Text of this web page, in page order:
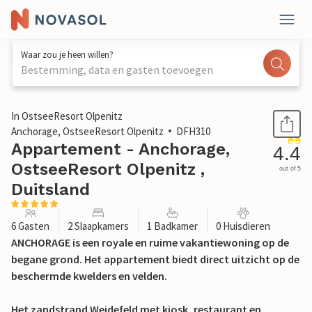
Waar zou je heen willen?
Bestemming, data en gasten toevoegen
1 / 25
In OstseeResort Olpenitz
Anchorage, OstseeResort Olpenitz
DFH310
Appartement - Anchorage,
OstseeResort Olpenitz ,
Duitsland
4.4
out of 5
6 Gasten 2 Slaapkamers 1 Badkamer 0 Huisdieren
ANCHORAGE is een royale en ruime vakantiewoning op de
begane grond. Het appartement biedt direct uitzicht op de
beschermde kwelders en velden.